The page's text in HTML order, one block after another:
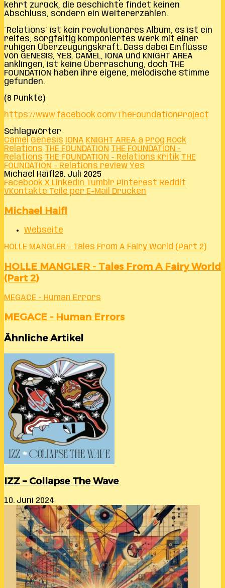
kehrt zurück, die Geschichte findet keinen
Abschluss, sondern ein Weitererzählen.
´Relations´ ist kein revolutionäres Album, es ist ein
reifes, sorgfältig komponiertes Werk mit einer
ruhigen Überzeugungskraft. Dass dabei Einflüsse
von GENESIS, YES, CAMEL, IONA und KNIGHT AREA
anklingen, ist keine Überraschung, doch THE
FOUNDATION haben ihre eigene, melodische Stimme
gefunden.
(8 Punkte)
https://www.facebook.com/TheFoundationProject
Schlagwörter
Camel Genesis IONA KNIGHT AREA a Prog Rock
Relations THE FOUNDATION THE FOUNDATION -
Relations THE FOUNDATION - Relations Kritik THE
FOUNDATION - Relations review Yes
Michael Haifl 28. Juli 2025
Facebook X LinkedIn Tumblr Pinterest Reddit
VKontakte Teile per E-Mail Drucken
Michael Haifl
Webseite
HOLLE MANGLER - Tales From A Fairy World (Part 2)
HOLLE MANGLER - Tales From A Fairy World
(Part 2)
MEGACE - Human Errors
MEGACE - Human Errors
Ähnliche Artikel
IZZ – Collapse The Wave
10. Juni 2024